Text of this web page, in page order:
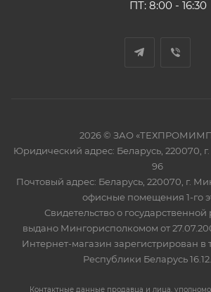
ПТ: 8:00 - 16:30
2026 © ЗАО
Юридический адрес: Беларусь, 220070,
96
Почтовый адрес: Беларусь, 220070, г.
офисные помещения 1-го
Свидетельство о
выдано Мингорисполкомом от
Интернет-магазин зарегистрирован в
Республики Беларусь
Контактные данные продавца и лица,